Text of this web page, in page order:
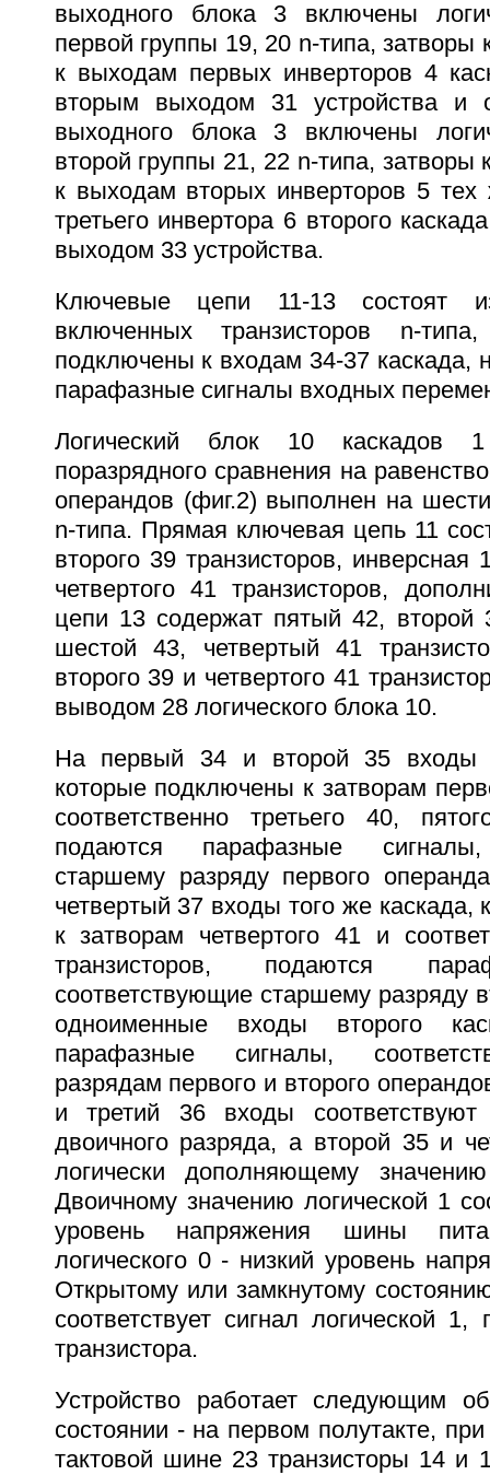
выходного блока 3 включены
первой группы 19, 20 n-типа,
к выходам первых инверторов 4
вторым выходом 31 устройства
выходного блока 3 включены
второй группы 21, 22 n-типа,
к выходам вторых инверторов 5
третьего инвертора 6 второго
выходом 33 устройства.
Ключевые цепи 11-13 состоят
включенных транзисторов n-
подключены к входам 34-37 каскада,
парафазные сигналы входных
Логический блок 10 каскадов
поразрядного сравнения на
операндов (фиг.2) выполнен на
n-типа. Прямая ключевая цепь 11
второго 39 транзисторов, инверсная
четвертого 41 транзисторов,
цепи 13 содержат пятый 42, второй
шестой 43, четвертый 41
второго 39 и четвертого 41
выводом 28 логического блока 10.
На первый 34 и второй 35 входы
которые подключены к затворам
соответственно третьего 40,
подаются парафазные сигналы,
старшему разряду первого
четвертый 37 входы того же
к затворам четвертого 41 и
транзисторов, подаются
соответствующие старшему разряду
одноименные входы второго
парафазные сигналы,
разрядам первого и второго
и третий 36 входы
двоичного разряда, а второй 35 и
логически дополняющему
Двоичному значению логической 1
уровень напряжения шины
логического 0 - низкий уровень
Открытому или замкнутому
соответствует сигнал логической
транзистора.
Устройство работает следующим
состоянии - на первом полутакте,
тактовой шине 23 транзисторы 14 и